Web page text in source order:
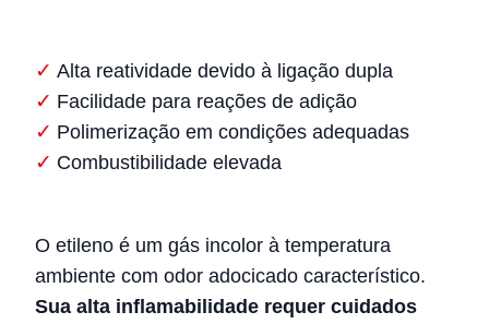
Alta reatividade devido à ligação dupla
Facilidade para reações de adição
Polimerização em condições adequadas
Combustibilidade elevada
O etileno é um gás incolor à temperatura
ambiente com odor adocicado característico.
Sua alta inflamabilidade requer cuidados